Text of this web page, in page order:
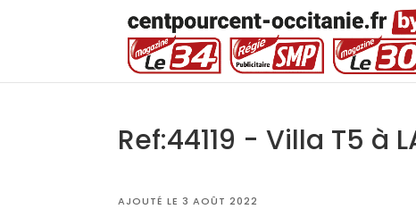
Ref:44119 - Villa T5 à
AJOUTÉ LE 3 AOÛT 2022